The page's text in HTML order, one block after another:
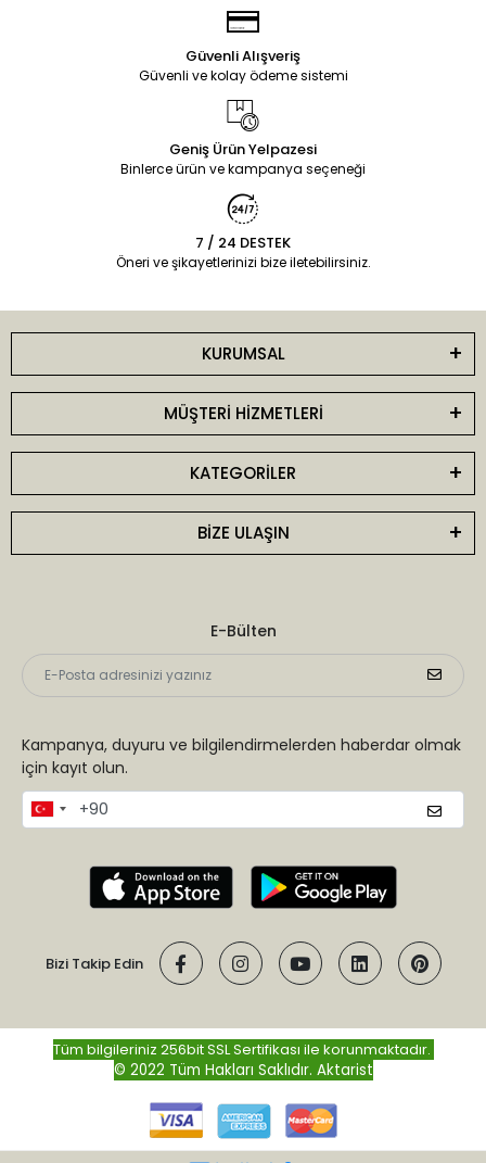
Güvenli Alışveriş
Güvenli ve kolay ödeme sistemi
Geniş Ürün Yelpazesi
Binlerce ürün ve kampanya seçeneği
7 / 24 DESTEK
Öneri ve şikayetlerinizi bize iletebilirsiniz.
KURUMSAL
MÜŞTERİ HİZMETLERİ
KATEGORİLER
BİZE ULAŞIN
E-Bülten
Kampanya, duyuru ve bilgilendirmelerden haberdar olmak
için kayıt olun.
Bizi Takip Edin
Tüm bilgileriniz 256bit SSL Sertifikası ile korunmaktadır.
© 2022 Tüm Hakları Saklıdır. Aktarist